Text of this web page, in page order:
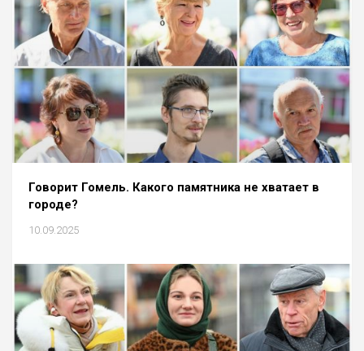
Говорит Гомель. Какого памятника не хватает в
городе?
10.09.2025